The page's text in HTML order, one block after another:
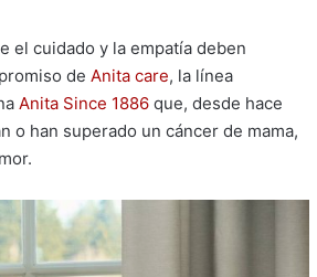
el cuidado y la empatía deben
de Anita care, la línea
Anita Since 1886que, desde hace
o han superado un cáncer de mama,